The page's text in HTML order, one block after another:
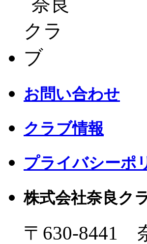
お問い合わせ
クラブ情報
プライバシーポ
株式会社奈良ク
〒630-8441